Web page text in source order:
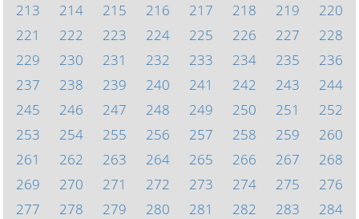
213
214 215 216 217 218 219
220
221
222 223 224 225 226 227
228
229
230 231 232 233 234 235
236
237
238 239 240 241 242 243
244
245
246 247 248 249 250 251
252
253
254 255 256 257 258 259
260
261
262 263 264 265 266 267
268
269
270 271 272 273 274 275
276
277
278 279 280 281 282 283
284